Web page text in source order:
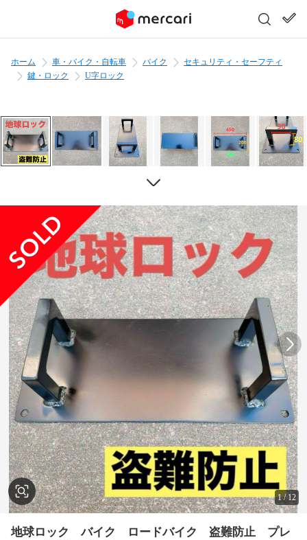
ホーム 車・バイク・自転車 バイク
セキュリティ・セーフティ
鍵・ロック
U字ロック
1/12
地球ロック バイク ロードバイク 盗難防止 プレ